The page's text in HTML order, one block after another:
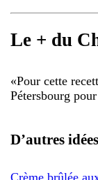
Le + du
«Pour cette
Pétersbourg
D’autres
Crème brûlée